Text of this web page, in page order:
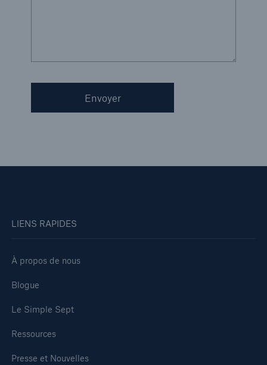
Envoyer
LIENS RAPIDES
À propos de nous
Blogue
Le Simple Sept
Ressources
Presse et Nouvelles